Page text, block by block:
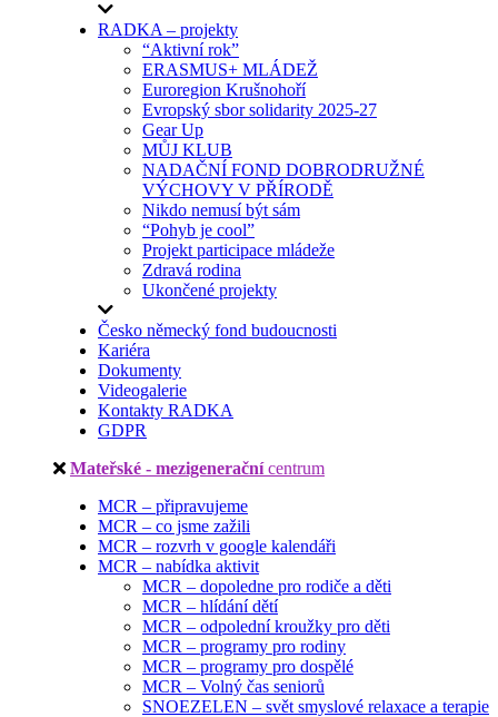
RADKA – projekty
“Aktivní rok”
ERASMUS+ MLÁDEŽ
Euroregion Krušnohoří
Evropský sbor solidarity 2025-27
Gear Up
MŮJ KLUB
NADAČNÍ FOND DOBRODRUŽNÉ
VÝCHOVY V PŘÍRODĚ
Nikdo nemusí být sám
“Pohyb je cool”
Projekt participace mládeže
Zdravá rodina
Ukončené projekty
Česko německý fond budoucnosti
Kariéra
Dokumenty
Videogalerie
Kontakty RADKA
GDPR
Mateřské - mezigenerační centrum
MCR – připravujeme
MCR – co jsme zažili
MCR – rozvrh v google kalendáři
MCR – nabídka aktivit
MCR – dopoledne pro rodiče a děti
MCR – hlídání dětí
MCR – odpolední kroužky pro děti
MCR – programy pro rodiny
MCR – programy pro dospělé
MCR – Volný čas seniorů
SNOEZELEN – svět smyslové relaxace a terapie